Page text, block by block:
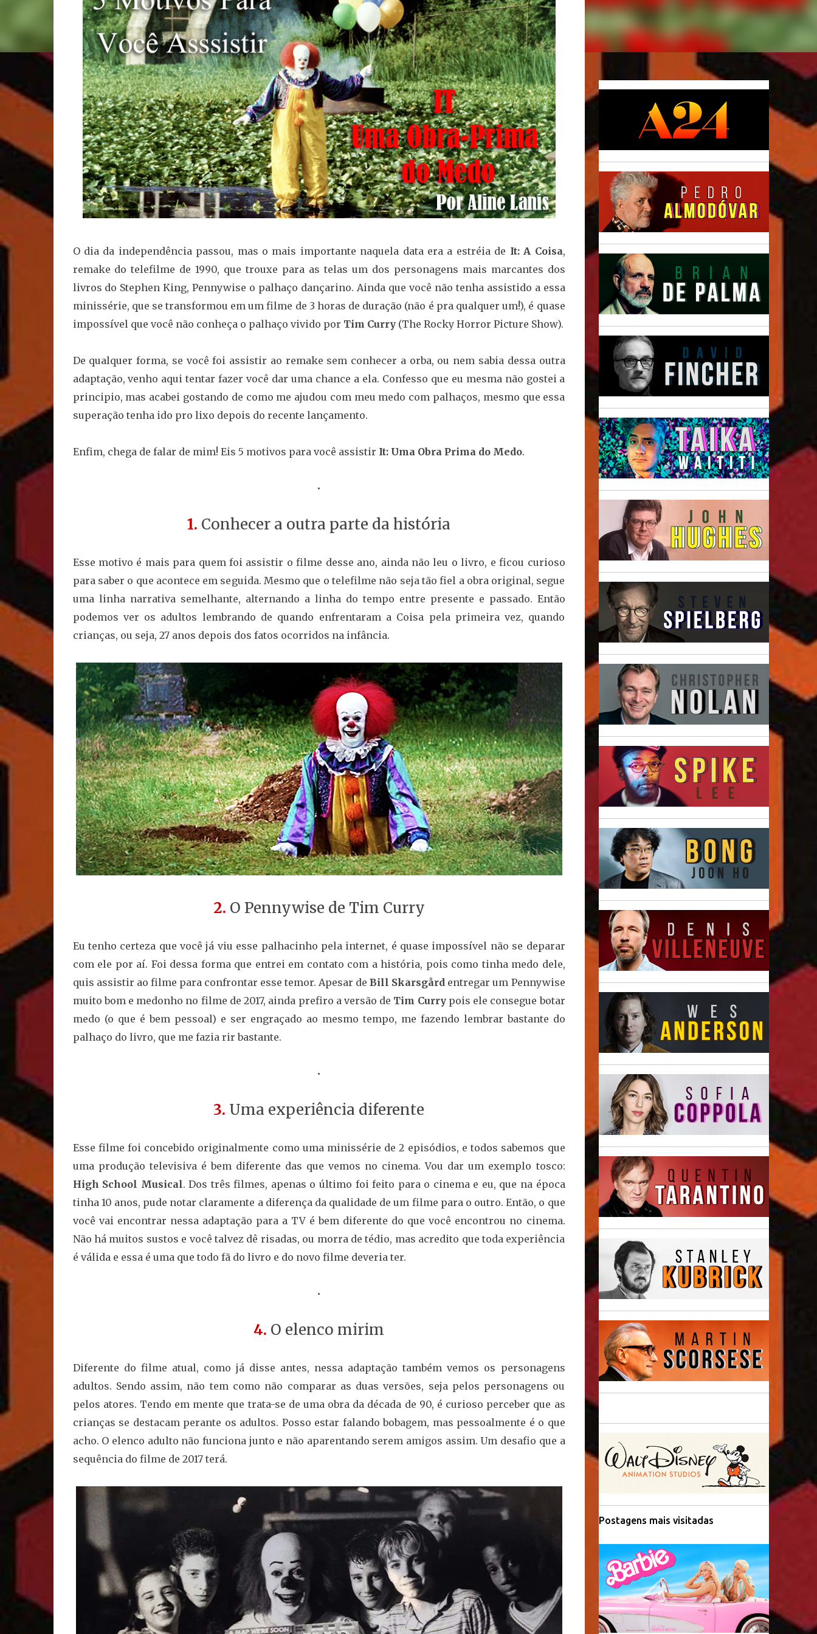
O dia da independência passou, mas o mais importante naquela data era a estréia de It: A Coisa,
remake do telefilme de 1990, que trouxe para as telas um dos personagens mais marcantes dos
livros do Stephen King, Pennywise o palhaço dançarino. Ainda que você não tenha assistido a essa
minissérie, que se transformou em um filme de 3 horas de duração (não é pra qualquer um!), é quase
impossível que você não conheça o palhaço vivido por Tim Curry(The Rocky Horror Picture Show).
De qualquer forma, se você foi assistir ao remake sem conhecer a orba, ou nem sabia dessa outra
adaptação, venho aqui tentar fazer você dar uma chance a ela. Confesso que eu mesma não gostei a
principio, mas acabei gostando de como me ajudou com meu medo com palhaços, mesmo que essa
superação tenha ido pro lixo depois do recente lançamento.
Enfim, chega de falar de mim! Eis 5 motivos para você assistir It: Uma Obra Prima do Medo.
•
1. Conhecer a outra parte da história
Esse motivo é mais para quem foi assistir o filme desse ano, ainda não leu o livro, e ficou curioso
para saber o que acontece em seguida. Mesmo que o telefilme não seja tão fiel a obra original, segue
uma linha narrativa semelhante, alternando a linha do tempo entre presente e passado. Então
podemos ver os adultos lembrando de quando enfrentaram a Coisa pela primeira vez, quando
crianças, ou seja, 27 anos depois dos fatos ocorridos na infância.
2. O Pennywise de Tim Curry
Eu tenho certeza que você já viu esse palhacinho pela internet, é quase impossível não se deparar
com ele por aí. Foi dessa forma que entrei em contato com a história, pois como tinha medo dele,
quis assistir ao filme para confrontar esse temor. Apesar deBill Skarsgård entregar um Pennywise
muito bom e medonho no filme de 2017, ainda prefiro a versão de Tim Currypois ele consegue botar
medo (o que é bem pessoal) e ser engraçado ao mesmo tempo, me fazendo lembrar bastante do
palhaço do livro, que me fazia rir bastante.
•
3. Uma experiência diferente
Esse filme foi concebido originalmente como uma minissérie de 2 episódios, e todos sabemos que
uma produção televisiva é bem diferente das que vemos no cinema. Vou dar um exemplo tosco:
High School Musical. Dos três filmes, apenas o último foi feito para o cinema e eu, que na época
tinha 10 anos, pude notar claramente a diferença da qualidade de um filme para o outro. Então, o que
você vai encontrar nessa adaptação para a TV é bem diferente do que você encontrou no cinema.
Não há muitos sustos e você talvez dê risadas, ou morra de tédio, mas acredito que toda experiência
é válida e essa é uma que todo fã do livro e do novo filme deveria ter.
•
4. O elenco mirim
Diferente do filme atual, como já disse antes, nessa adaptação também vemos os personagens
adultos. Sendo assim, não tem como não comparar as duas versões, seja pelos personagens ou
pelos atores. Tendo em mente que trata-se de uma obra da década de 90, é curioso perceber que as
crianças se destacam perante os adultos. Posso estar falando bobagem, mas pessoalmente é o que
acho. O elenco adulto não funciona junto e não aparentando serem amigos assim. Um desafio que a
sequência do filme de 2017 terá.
Postagens mais visitadas